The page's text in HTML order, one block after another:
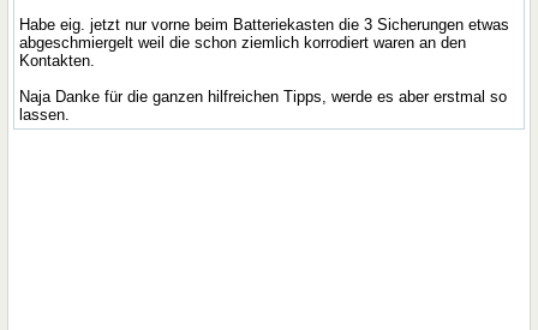
Habe eig. jetzt nur vorne beim Batteriekasten die 3 Sicherungen etwas
abgeschmiergelt weil die schon ziemlich korrodiert waren an den
Kontakten.
Naja Danke für die ganzen hilfreichen Tipps, werde es aber erstmal so
lassen.